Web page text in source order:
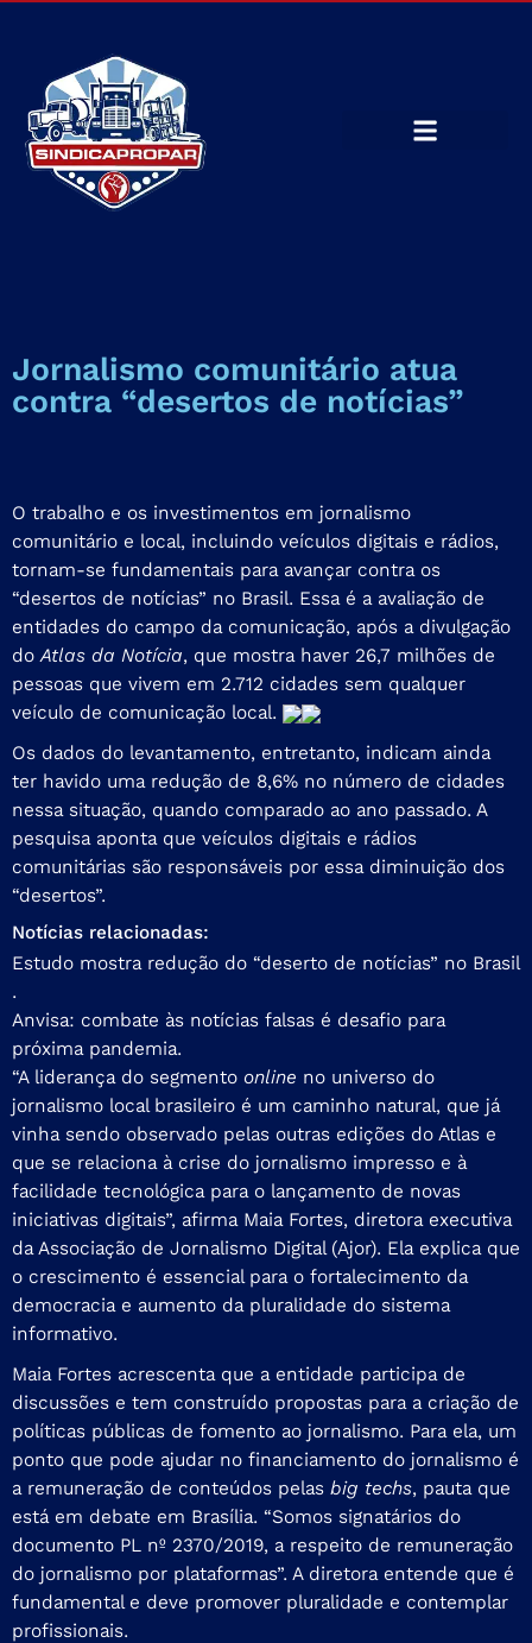
Jornalismo comunitário atua
contra “desertos de notícias”
O trabalho e os investimentos em jornalismo
comunitário e local, incluindo veículos digitais e rádios,
tornam-se fundamentais para avançar contra os
“desertos de notícias” no Brasil. Essa é a avaliação de
entidades do campo da comunicação, após a divulgação
doAtlas da Notícia, que mostra haver 26,7 milhões de
pessoas que vivem em 2.712 cidades sem qualquer
veículo de comunicação local.
Os dados do levantamento, entretanto, indicam ainda
ter havido uma redução de 8,6% no número de cidades
nessa situação, quando comparado ao ano passado. A
pesquisa aponta que veículos digitais e rádios
comunitárias são responsáveis por essa diminuição dos
“desertos”.
Notícias relacionadas:
Estudo mostra redução do “deserto de notícias” no Brasil
.
Anvisa: combate às notícias falsas é desafio para
próxima pandemia.
“A liderança do segmento online no universo do
jornalismo local brasileiro é um caminho natural, que já
vinha sendo observado pelas outras edições do Atlas e
que se relaciona à crise do jornalismo impresso e à
facilidade tecnológica para o lançamento de novas
iniciativas digitais”, afirma Maia Fortes, diretora executiva
da Associação de Jornalismo Digital (Ajor). Ela explica que
o crescimento é essencial para o fortalecimento da
democracia e aumento da pluralidade do sistema
informativo.
Maia Fortes acrescenta que a entidade participa de
discussões e tem construído propostas para a criação de
políticas públicas de fomento ao jornalismo. Para ela, um
ponto que pode ajudar no financiamento do jornalismo é
a remuneração de conteúdos pelas big techs, pauta que
está em debate em Brasília. “Somos signatários do
documento PL nº 2370/2019, a respeito de remuneração
do jornalismo por plataformas”. A diretora entende que é
fundamental e deve promover pluralidade e contemplar
profissionais.